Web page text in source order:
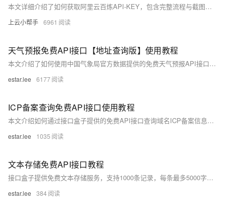
本文详细介绍了如何获取阿里云百炼API-KEY，包含完整流程与截图指引。需先开通百炼平台及大模型服务，再通过控制台创建并复制API-KEY。目前平台提供千万tokens免费额度，适合开发者快速上手使用。
上云小帮手 6961
天气预报免费API接口【地址查询版】使用教程
本文介绍了如何使用中国气象局官方数据提供的免费天气预报API接口，通过省份和地点查询指定地区当日天气信息。该接口由接口盒子支持，提供JSON格式数据、GET/POST请求方式，并需注册获取用户ID和KEY进行身份验证。
estar.lee 6177
ICP备案查询免费API接口使用教程
本文介绍如何通过接口盒子提供的免费API接口查询域名ICP备案信息，包含请求地址、参数说明及PHP和Python调用示例，适用于开发者快速集成备案查询功能。
estar.lee 1035
文本存储免费API接口教程
接口盒子提供免费文本存储服务，支持1000条记录，每条最多5000字符，适用于公告、日志、配置等场景，支持修改与读取。
estar.lee 384